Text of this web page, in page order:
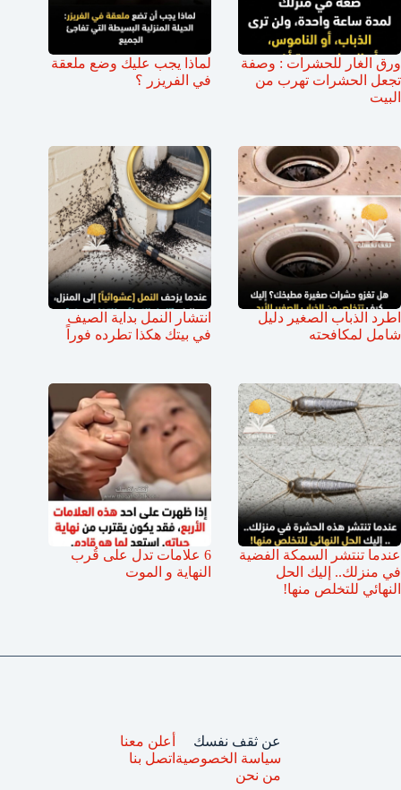
ورق الغار للحشرات : وصفة
تجعل الحشرات تهرب من
البيت
لماذا يجب عليك وضع ملعقة
في الفريزر ؟
اطرد الذباب الصغير دليل
شامل لمكافحته
انتشار النمل بداية الصيف
في بيتك هكذا تطرده فوراً
عندما تنتشر السمكة الفضية
في منزلك.. إليك الحل
النهائي للتخلص منها!
6 علامات تدل على قُرب
النهاية و الموت
عن ثقف نفسك
سياسة الخصوصية
من نحن
أعلن معنا
اتصل بنا